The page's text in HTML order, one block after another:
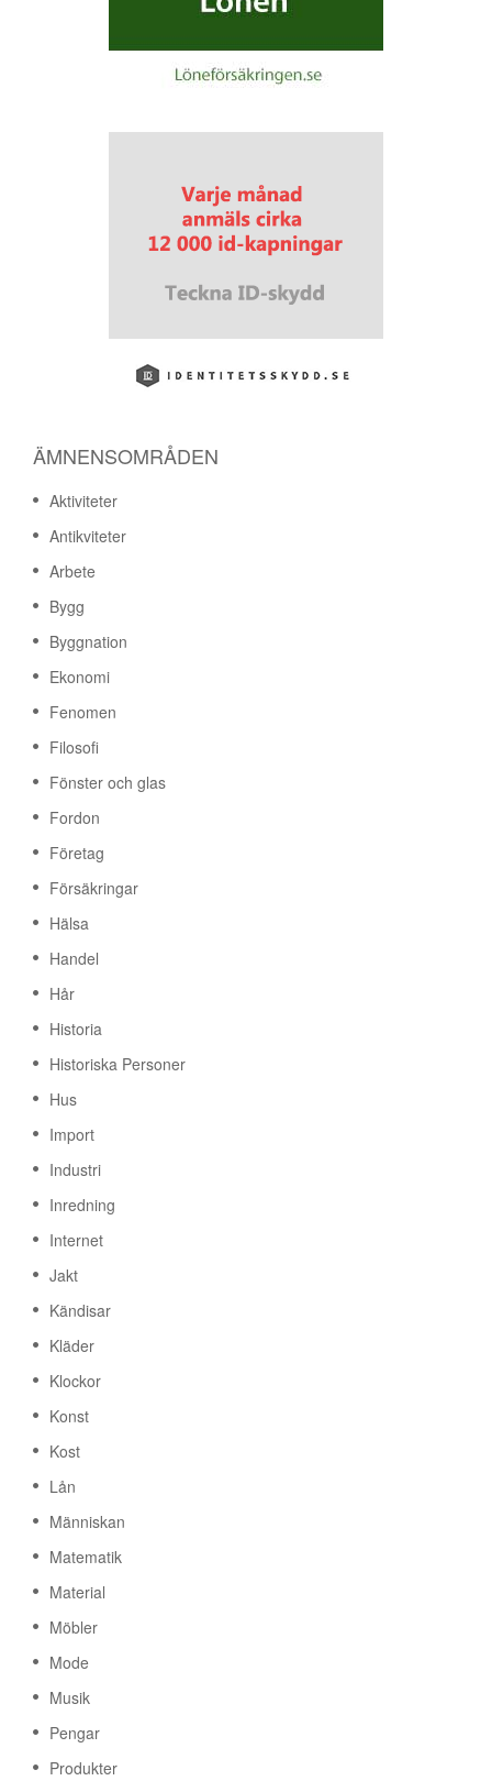
ÄMNENSOMRÅDEN
Aktiviteter
Antikviteter
Arbete
Bygg
Byggnation
Ekonomi
Fenomen
Filosofi
Fönster och glas
Fordon
Företag
Försäkringar
Hälsa
Handel
Hår
Historia
Historiska Personer
Hus
Import
Industri
Inredning
Internet
Jakt
Kändisar
Kläder
Klockor
Konst
Kost
Lån
Människan
Matematik
Material
Möbler
Mode
Musik
Pengar
Produkter